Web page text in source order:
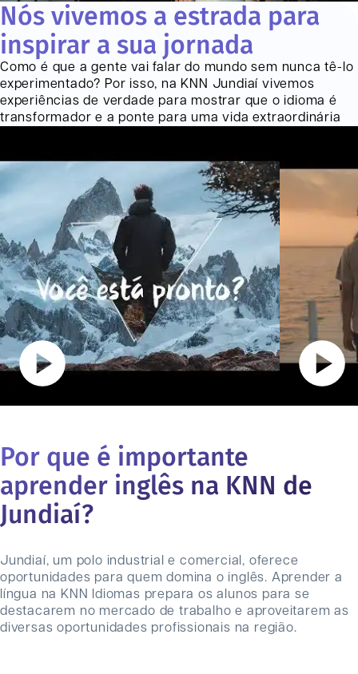
Nós vivemos a estrada para
inspirar a sua jornada
Como é que a gente vai falar do mundo sem nunca tê-lo
experimentado? Por isso, na KNN Jundiaí vivemos
experiências de verdade para mostrar que o idioma é
transformador e a ponte para uma vida extraordinária
Por que é importante
aprender inglês na KNN de
Jundiaí?
Jundiaí, um polo industrial e comercial, oferece
oportunidades para quem domina o inglês. Aprender a
língua na KNN Idiomas prepara os alunos para se
destacarem no mercado de trabalho e aproveitarem as
diversas oportunidades profissionais na região.